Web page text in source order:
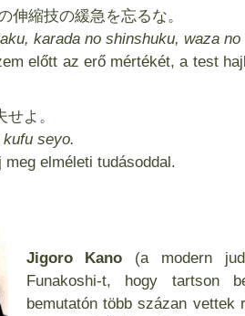
伸縮技の緩急を忘るな。
karada no shinshuku, waza
előtt az erő mértékét, a test
よ。
kufu seyo.
meg elméleti tudásoddal.
Jigoro Kano (a modern
Funakoshi-t, hogy tartson
bemutatón több százan vettek